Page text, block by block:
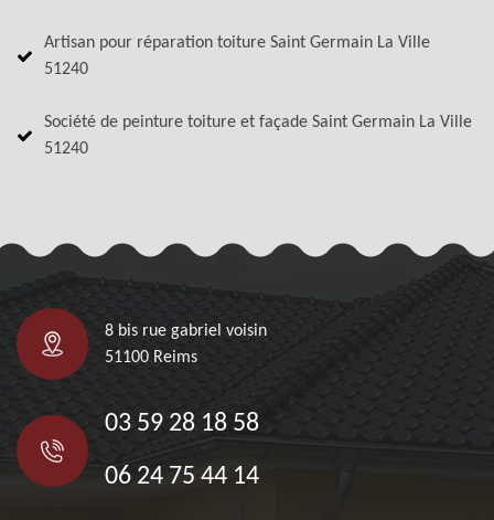
Artisan pour réparation toiture Saint Germain La Ville
51240
Société de peinture toiture et façade Saint Germain La Ville
51240
8 bis rue gabriel voisin
51100 Reims
03 59 28 18 58
06 24 75 44 14